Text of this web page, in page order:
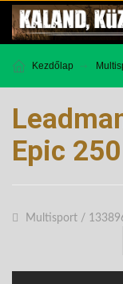
Kezdőlap
Epic 250
Multisport /